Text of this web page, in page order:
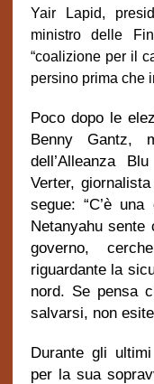
Yair Lapid,
ministro delle
“coalizione per il
persino prima che
Poco dopo le
Benny Gantz,
dell’Alleanza
Verter,
segue: “C’è
Netanyahu
governo,
riguardante la
nord. Se pensa
salvarsi, non
Durante gli
per la sua